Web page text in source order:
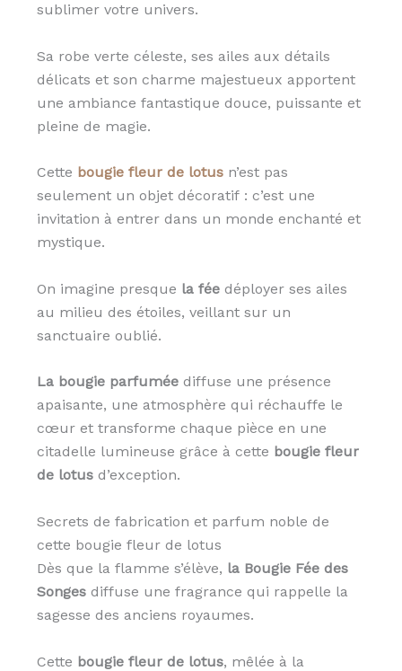
sublimer votre univers.
Sa robe verte céleste, ses ailes aux détails
délicats et son charme majestueux apportent
une ambiance fantastique douce, puissante et
pleine de magie.
Cette bougie fleur de lotusn’est pas
seulement un objet décoratif : c’est une
invitation à entrer dans un monde enchanté et
mystique.
On imagine presque la féedéployer ses ailes
au milieu des étoiles, veillant sur un
sanctuaire oublié.
La bougie parfuméediffuse une présence
apaisante, une atmosphère qui réchauffe le
cœur et transforme chaque pièce en une
citadelle lumineuse grâce à cette bougie fleur
de lotusd’exception.
Secrets de fabrication et parfum noble de
cette bougie fleur de lotus
Dès que la flamme s’élève, la Bougie Fée des
Songesdiffuse une fragrance qui rappelle la
sagesse des anciens royaumes.
Cette bougie fleur de lotus, mêlée à la